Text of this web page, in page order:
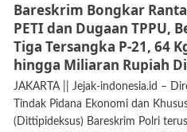
Bareskrim Bongkar
PETI dan Dugaan TPPU,
Tiga Tersangka P-21, 64
hingga Miliaran Rupiah
JAKARTA || Jejak-indonesia.id –
Tindak Pidana Ekonomi dan
(Dittipideksus) Bareskrim Polri